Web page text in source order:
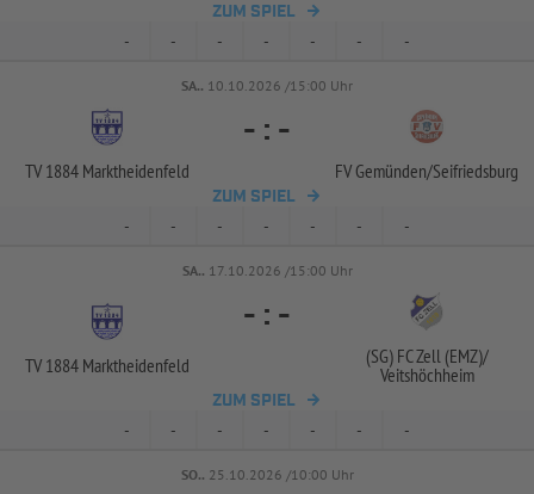
ZUM SPIEL
- - - - - - -
SA.. 10.10.2026 /15:00 Uhr
TV 1884 Marktheidenfeld
- : -
FV Gemünden/Seifriedsburg
ZUM SPIEL
- - - - - - -
SA.. 17.10.2026 /15:00 Uhr
TV 1884 Marktheidenfeld
- : -
(SG) FC Zell (EMZ)/
Veitshöchheim
ZUM SPIEL
- - - - - - -
SO.. 25.10.2026 /10:00 Uhr